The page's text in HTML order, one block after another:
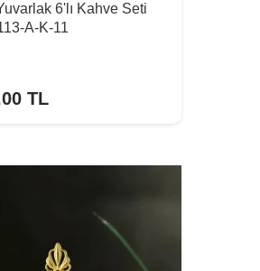
6'lı Kahve Seti
A-K-11
TL